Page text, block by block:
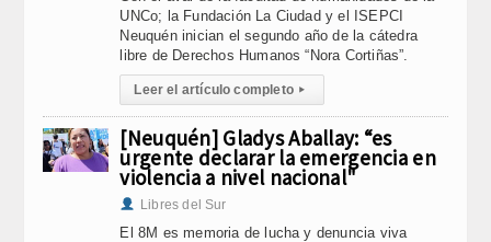
UNCo; la Fundación La Ciudad y el ISEPCI
Neuquén inician el segundo año de la cátedra
libre de Derechos Humanos “Nora Cortiñas”.
Leer el artículo completo ▸
[Neuquén] Gladys Aballay: “es
urgente declarar la emergencia en
violencia a nivel nacional"
Libres del Sur
El 8M es memoria de lucha y denuncia viva